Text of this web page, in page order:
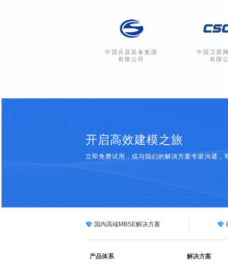
中国兵器装备集团
有限公司
中国卫星
有限
开启高效建模之旅
立即免费试用，或与我们的解决方案专家沟通，
国内高端MBSE解决方案
产品体系 解决方案